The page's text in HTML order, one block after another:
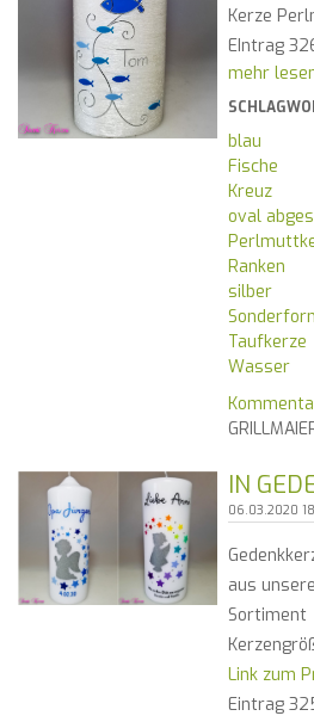
Kerze
EIntrag
mehr
blau
Fische
Kreuz
oval
Ranken
silber
Taufkerze
Wasser
IN
06.03.2020
aus
Sortiment
Link zum
Eintrag